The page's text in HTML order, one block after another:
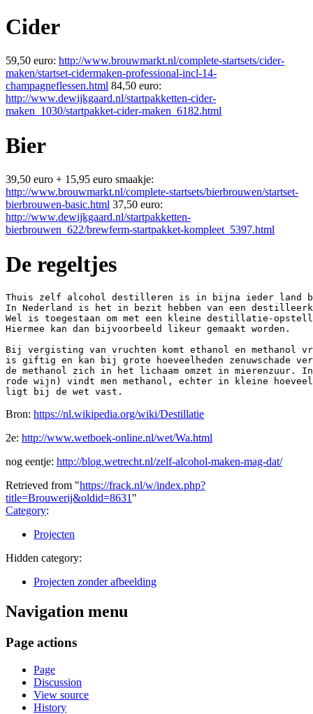
Cider
59,50 euro: http://www.brouwmarkt.nl/complete-startsets/cider-
maken/startset-cidermaken-professional-incl-14-
champagneflessen.html 84,50 euro:
http://www.dewijkgaard.nl/startpakketten-cider-
maken_1030/startpakket-cider-maken_6182.html
Bier
39,50 euro + 15,95 euro smaakje:
http://www.brouwmarkt.nl/complete-startsets/bierbrouwen/startset-
bierbrouwen-basic.html 37,50 euro:
http://www.dewijkgaard.nl/startpakketten-
bierbrouwen_622/brewferm-startpakket-kompleet_5397.html
De regeltjes
Thuis zelf alcohol destilleren is in bijna ieder land
In Nederland is het in bezit hebben van een
Wel is toegestaan om met een kleine destillatie-
Hiermee kan dan bijvoorbeeld likeur gemaakt worden.
Bij vergisting van vruchten komt ethanol en methanol
is giftig en kan bij grote hoeveelheden zenuwschade
de methanol zich in het lichaam omzet in mierenzuur.
rode wijn) vindt men methanol, echter in kleine
Bron: https://nl.wikipedia.org/wiki/Destillatie
2e: http://www.wetboek-online.nl/wet/Wa.html
nog eentje: http://blog.wetrecht.nl/zelf-alcohol-maken-mag-dat/
Retrieved from "https://frack.nl/w/index.php?
title=Brouwerij&oldid=8631 "
Category:
Projecten
Hidden category:
Projecten zonder afbeelding
Navigation menu
Page actions
Page
Discussion
View source
History